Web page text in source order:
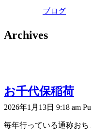
ブログ
Archives
お千代保稲荷
2026年1月13日 9:18 am
毎年行っている通称お